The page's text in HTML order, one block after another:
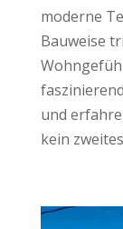
moderne
Bauweise
und
kein